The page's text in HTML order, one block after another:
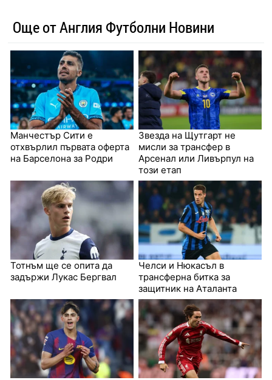
Още от Англия Футболни Новини
Манчестър Сити е
отхвърлил първата оферта
на Барселона за Родри
Звезда на Щутгарт не
мисли за трансфер в
Арсенал или Ливърпул на
този етап
Тотнъм ще се опита да
задържи Лукас Бергвал
Челси и Нюкасъл в
трансферна битка за
защитник на Аталанта